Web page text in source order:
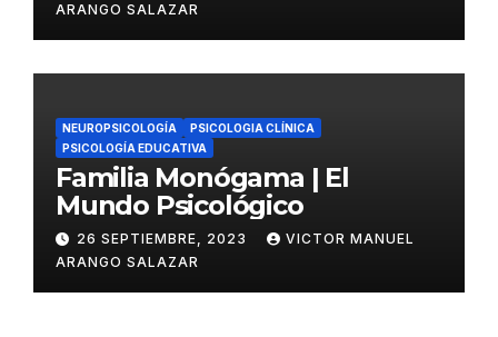
ARANGO SALAZAR
NEUROPSICOLOGÍA
PSICOLOGIA CLÍNICA
PSICOLOGÍA EDUCATIVA
Familia Monógama | El
Mundo Psicológico
26 SEPTIEMBRE, 2023
VICTOR MANUEL
ARANGO SALAZAR